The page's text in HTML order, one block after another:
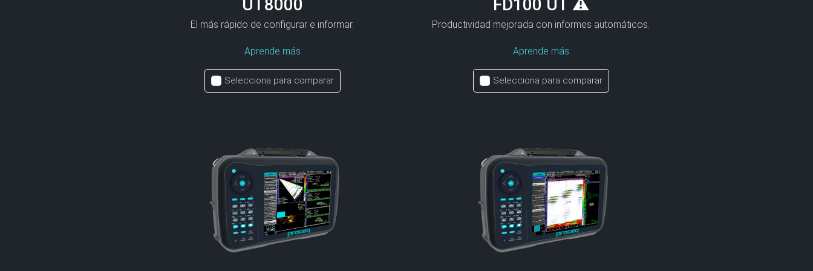
UT8000
El más rápido de configurar e informar.
Aprende más
Selecciona para comparar
FD100 UT ⚠
Productividad mejorada con informes automáticos.
Aprende más
Selecciona para comparar